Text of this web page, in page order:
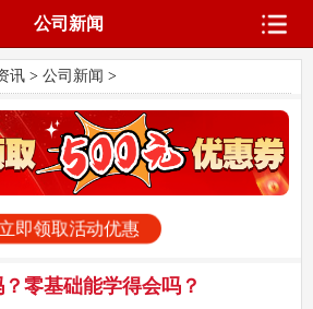
公司新闻
讯> 公司新闻 >
立即领取活动优惠
零基础能学得会吗？